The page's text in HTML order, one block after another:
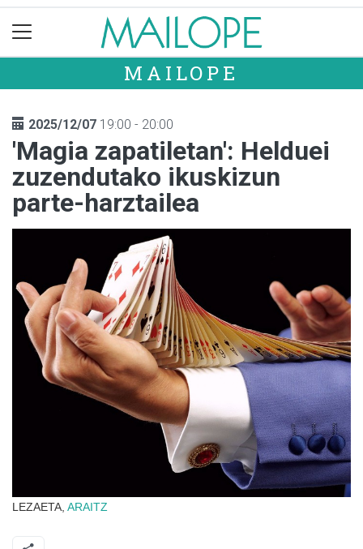
MAILOPE
2025/12/07 19:00 - 20:00
'Magia zapatiletan': Helduei
zuzendutako ikuskizun
parte-harztailea
LEZAETA, ARAITZ